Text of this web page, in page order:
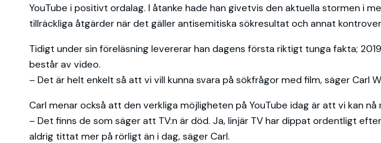
YouTube i positivt ordalag. I åtanke hade han givetvis den aktuella stormen i
tillräckliga åtgärder när det gäller antisemitiska sökresultat och annat
Tidigt under sin föreläsning levererar han dagens första riktigt tunga fakta;
består av video.
– Det är helt enkelt så att vi vill kunna svara på sökfrågor med film, säger Carl
Carl menar också att den verkliga möjligheten på YouTube idag är att vi kan
– Det finns de som säger att TV:n är död. Ja, linjär TV har dippat ordentligt
aldrig tittat mer på rörligt än i dag, säger Carl.